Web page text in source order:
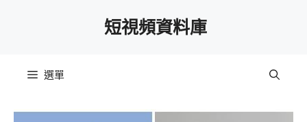
短視頻資料庫
選單